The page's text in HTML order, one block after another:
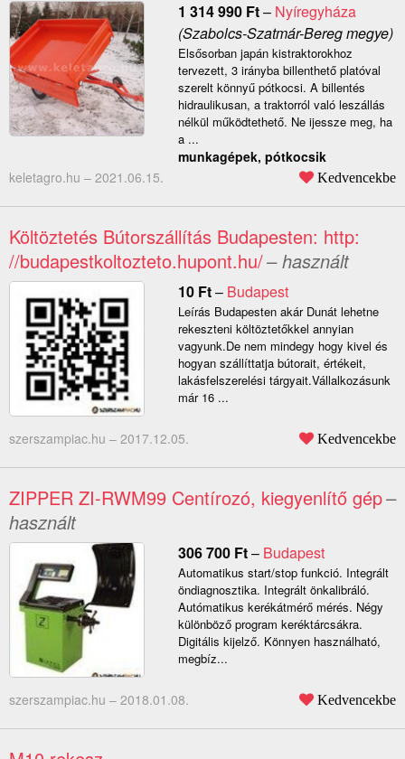
1 314 990 Ft– Nyíregyháza
(Szabolcs-Szatmár-Bereg megye)
Elsősorban japán kistraktorokhoz
tervezett, 3 irányba billenthető platóval
szerelt könnyű pótkocsi. A billentés
hidraulikusan, a traktorról való leszállás
nélkül működtethető. Ne ijessze meg, ha
a ...
munkagépek, pótkocsik
keletagro.hu – 2021.06.15. Kedvencekbe
Költöztetés Bútorszállítás Budapesten: http:
//budapestkoltozteto.hupont.hu/– használt
10 Ft– Budapest
Leírás Budapesten akár Dunát lehetne
rekeszteni költöztetőkkel annyian
vagyunk.De nem mindegy hogy kivel és
hogyan szállíttatja bútorait, értékeit,
lakásfelszerelési tárgyait.Vállalkozásunk
már 16 ...
szerszampiac.hu – 2017.12.05. Kedvencekbe
ZIPPER ZI-RWM99 Centírozó, kiegyenlítő gép–
használt
306 700 Ft– Budapest
Automatikus start/stop funkció. Integrált
öndiagnosztika. Integrált önkalibráló.
Autómatikus kerékátmérő mérés. Négy
különböző program keréktárcsákra.
Digitális kijelző. Könnyen használható,
megbíz...
szerszampiac.hu – 2018.01.08. Kedvencekbe